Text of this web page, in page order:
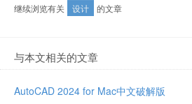
继续浏览有关 设计 的文章
与本文相关的文章
AutoCAD 2024 for Mac中文破解版